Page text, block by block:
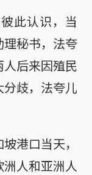
此认识，当
秘书，法夸
后来因殖民
歧，法夸儿
港口当天，
人和亚洲人